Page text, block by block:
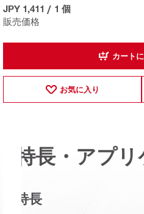
販売価格
JPY 1,411 / 1 個
カート
お気に入り
特長・アプ
特長